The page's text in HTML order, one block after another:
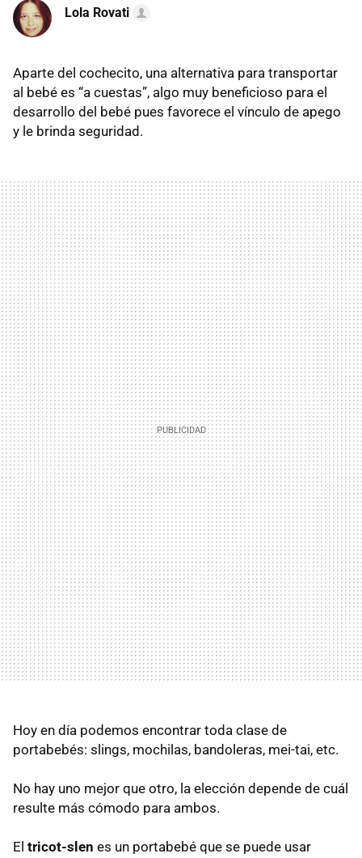
Lola Rovati
Aparte del cochecito, una alternativa para transportar
al bebé es “a cuestas”, algo muy beneficioso para el
desarrollo del bebé pues favorece el vínculo de apego
y le brinda seguridad.
Hoy en día podemos encontrar toda clase de
portabebés: slings, mochilas, bandoleras, mei-tai, etc.
No hay uno mejor que otro, la elección depende de cuál
resulte más cómodo para ambos.
El tricot-slen es un portabebé que se puede usar